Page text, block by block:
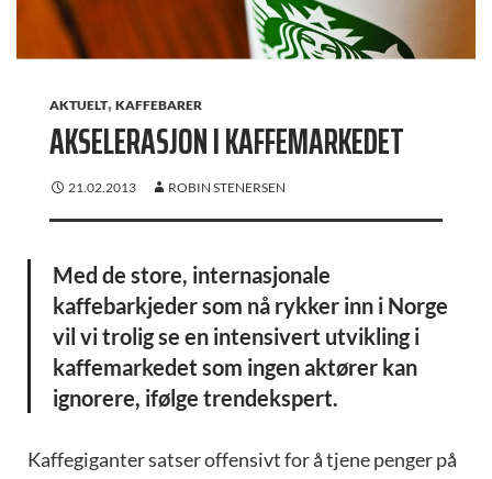
AKTUELT, KAFFEBARER
AKSELERASJON I KAFFEMARKEDET
21.02.2013 ROBIN STENERSEN
Med de store, internasjonale
kaffebarkjeder som nå rykker inn i Norge
vil vi trolig se en intensivert utvikling i
kaffemarkedet som ingen aktører kan
ignorere, ifølge trendekspert.
Kaffegiganter satser offensivt for å tjene penger på